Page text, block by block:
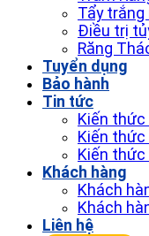
Tẩy trắng
Điều trị
Răng
Tuyển dụng
Bảo hành
Tin tức
Kiến
Kiến
Kiến thức
Khách hàng
Khách
Khách
Liên hệ